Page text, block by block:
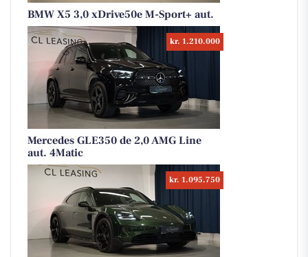
BMW X5 3,0 xDrive50e M-Sport+ aut.
kr. 1.210.000
Mercedes GLE350 de 2,0 AMG Line
aut. 4Matic
kr. 1.095.750